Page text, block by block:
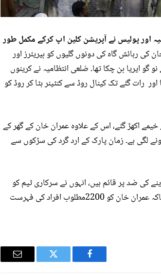
اور پولیس نے آپریشن کلین اپ کرکے مکمل طور
کی رہائش گاہ کی دونوں گلیوں کو بیریئرز اور
گو ایریا بن چکا تھا۔ ضلعی انتظامیہ نے کرینوں
رات گئے تک کینال روڈ سے کنٹینر ہٹا کر روڈ کو
اکھڑ گئے، اس کے علاوہ عمران خان کے گھر کے
لگی ہے۔زمان پارک کے ارد گرد کی سڑکوں سے
کی ضد پر قائم ہیں، انہوں نے سرکاری ٹیم کو
سرچ آپریشن سے روک دیا۔ اس حوالے سے وزیرِ اطلاعات پنجاب نے کہاکہ عمران خان کو 2200مطلوب افراد کی فہرست
Facebook
Twitter
Email